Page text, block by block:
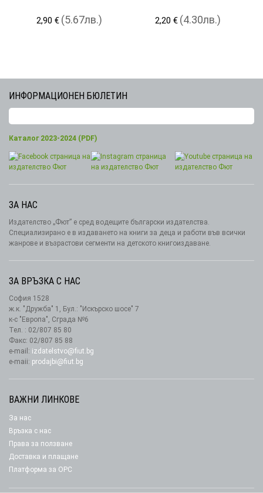
2,90 € (5.67лв.) 2,20 € (4.30лв.)
ИНФОРМАЦИОНЕН БЮЛЕТИН
Каталог 2023-2024 (PDF)
ЗА НАС
Издателство „Фют” е сред водещите български издателства.
Специализирано е в издаването на книги за деца и работи във всички
жанрове и възрастови сегменти на детското книгоиздаване.
ЗА ВРЪЗКА С НАС
София 1528
ж.к. "Дружба" 1, Бул.: "Искърско шосе" 7
к-с "Европа", Сграда №6
Тел. : 02/807 85 80
Факс: 02/807 85 88
e-mail: izdatelstvo@fiut.bg
e-maii: prodajbi@fiut.bg
ВАЖНИ ЛИНКОВЕ
За нас
Връзка с нас
Права за ползване
Доставка и плащане
Платформа за ОРС